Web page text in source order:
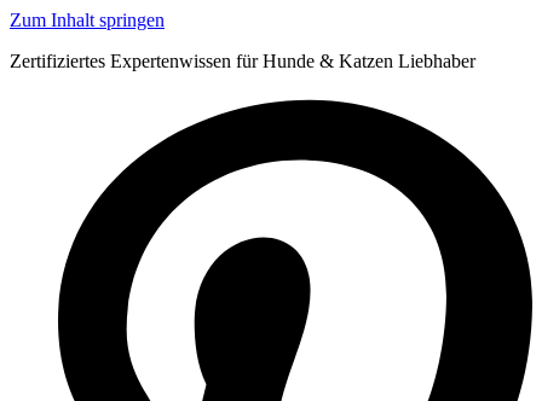
Zum Inhalt springen
Zertifiziertes Expertenwissen für Hunde & Katzen Liebhaber